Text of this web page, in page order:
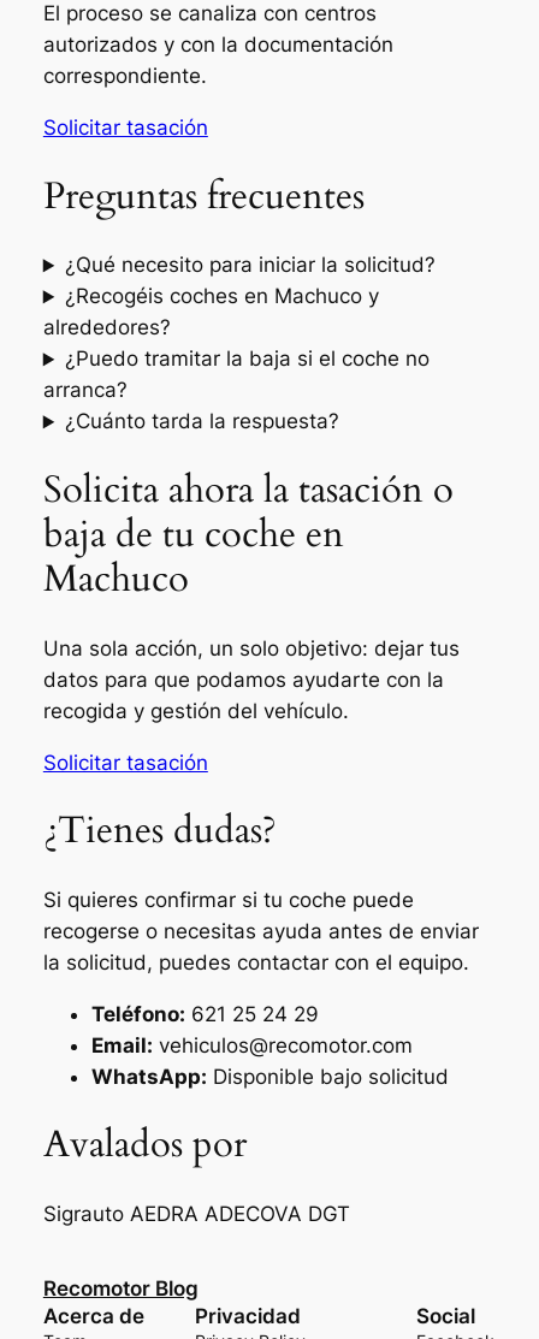
El proceso se canaliza con centros
autorizados y con la documentación
correspondiente.
Solicitar tasación
Preguntas frecuentes
¿Qué necesito para iniciar la solicitud?
¿Recogéis coches en Machuco y
alrededores?
¿Puedo tramitar la baja si el coche no
arranca?
¿Cuánto tarda la respuesta?
Solicita ahora la tasación o
baja de tu coche en
Machuco
Una sola acción, un solo objetivo: dejar tus
datos para que podamos ayudarte con la
recogida y gestión del vehículo.
Solicitar tasación
¿Tienes dudas?
Si quieres confirmar si tu coche puede
recogerse o necesitas ayuda antes de enviar
la solicitud, puedes contactar con el equipo.
Teléfono: 621 25 24 29
Email: vehiculos@recomotor.com
WhatsApp: Disponible bajo solicitud
Avalados por
Sigrauto AEDRA ADECOVA DGT
Recomotor Blog
Acerca de
Privacidad Social